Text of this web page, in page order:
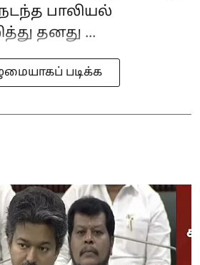
நடந்த பாலியல்
தனது ...
படிக்க